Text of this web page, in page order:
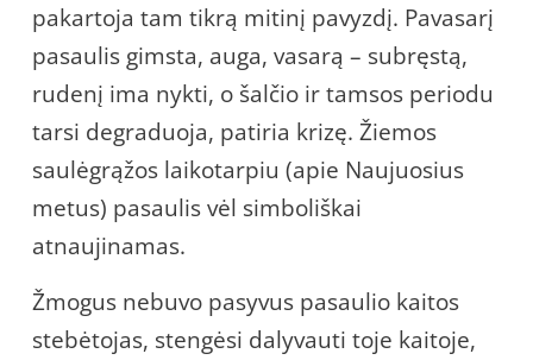
pakartoja tam tikrą mitinį pavyzdį. Pavasarį
pasaulis gimsta, auga, vasarą – subręstą,
rudenį ima nykti, o šalčio ir tamsos periodu
tarsi degraduoja, patiria krizę. Žiemos
saulėgrąžos laikotarpiu (apie Naujuosius
metus) pasaulis vėl simboliškai
atnaujinamas.
Žmogus nebuvo pasyvus pasaulio kaitos
stebėtojas, stengėsi dalyvauti toje kaitoje,